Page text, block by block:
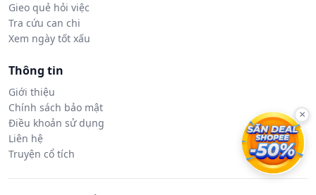
Gieo quẻ hỏi việc
Tra cứu can chi
Xem ngày tốt xấu
Thông tin
Giới thiệu
Chính sách bảo mật
Điều khoản sử dụng
Liên hệ
Truyện cổ tích
×